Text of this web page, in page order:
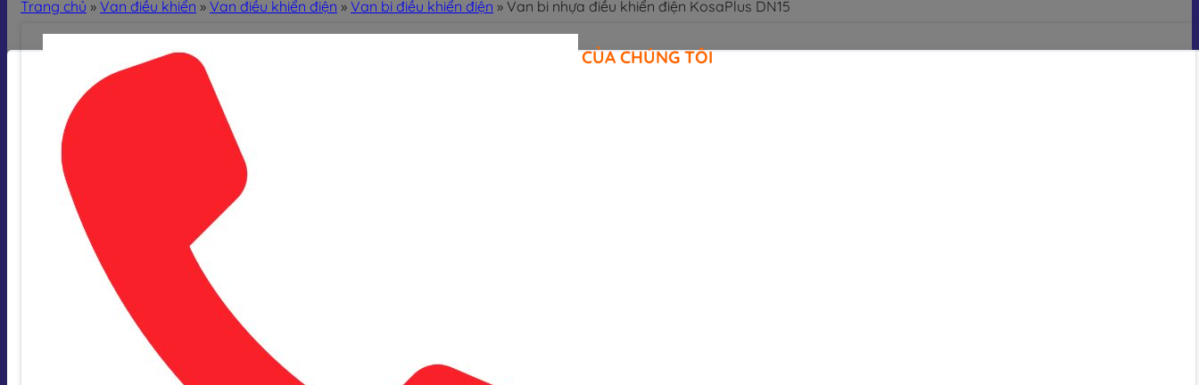
Trang chủ » Van điều khiển » Van điều khiển điện » Van bi điều khiển điện » Van bi nhựa điều khiển điện KosaPlus DN15
CAM KẾT CỦA CHÚNG TÔI